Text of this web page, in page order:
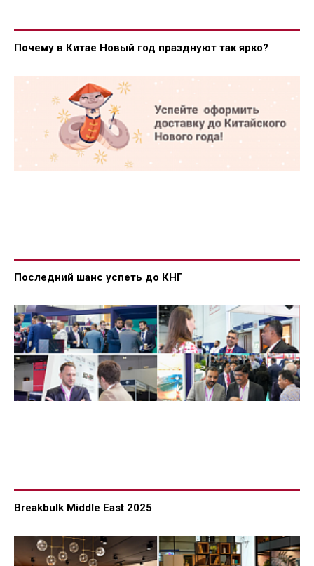
Почему в Китае Новый год празднуют так ярко?
Последний шанс успеть до КНГ
Breakbulk Middle East 2025